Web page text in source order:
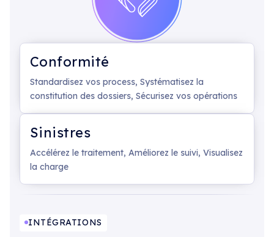
Conformité
Standardisez vos process, Systématisez la
constitution des dossiers, Sécurisez vos opérations
Sinistres
Accélérez le traitement, Améliorez le suivi, Visualisez
la charge
INTÉGRATIONS